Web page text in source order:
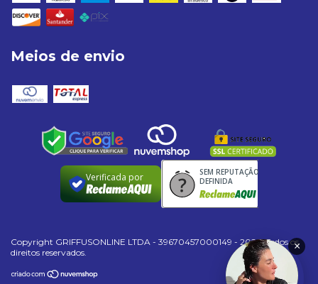
Meios de envio
Verificada por
SEM REPUTAÇÃO
DEFINIDA
Copyright GRIFFUSONLINE LTDA - 39670457000149 - 2026. Todos os
direitos reservados.
×